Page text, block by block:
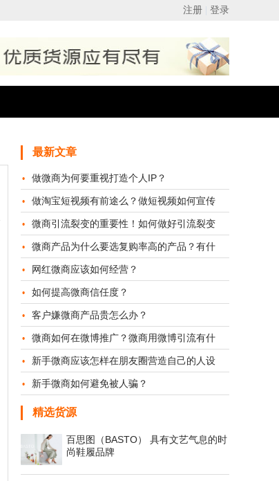
最新文章
做微商为何要重视打造个人IP？
做淘宝短视频有前途么？做短视频如何宣传
微商引流裂变的重要性！如何做好引流裂变
微商产品为什么要选复购率高的产品？有什
网红微商应该如何经营？
如何提高微商信任度？
客户嫌微商产品贵怎么办？
微商如何在微博推广？微商用微博引流有什
新手微商应该怎样在朋友圈营造自己的人设
新手微商如何避免被人骗？
精选货源
百思图（BASTO） 具有文艺气息的时
尚鞋履品牌